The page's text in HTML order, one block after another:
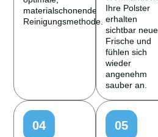
materialschonende
Reinigungsmethode.
Ihre Polster
erhalten
sichtbar neue
Frische und
fühlen sich
wieder
angenehm
sauber an.
04
05